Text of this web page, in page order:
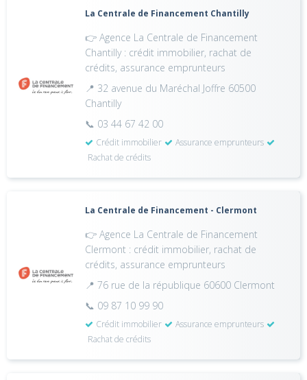
La Centrale de Financement Chantilly
👉 Agence La Centrale de Financement
Chantilly : crédit immobilier, rachat de
crédits, assurance emprunteurs
📍 32 avenue du Maréchal Joffre 60500
Chantilly
📞 03 44 67 42 00
Crédit immobilier
Assurance emprunteurs
Rachat de crédits
La Centrale de Financement - Clermont
👉 Agence La Centrale de Financement
Clermont : crédit immobilier, rachat de
crédits, assurance emprunteurs
📍 76 rue de la république 60600 Clermont
📞 09 87 10 99 90
Crédit immobilier
Assurance emprunteurs
Rachat de crédits